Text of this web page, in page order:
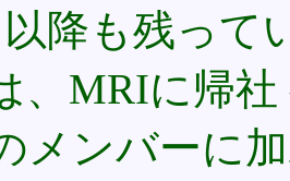
降も残って
、MRIに帰
メンバーに